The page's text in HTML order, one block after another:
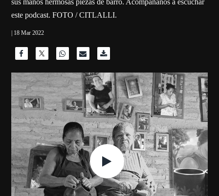
sus manos hermosas piezas de barro. Acompañanos a escuchar
este podcast. FOTO / CITLALLI.
| 18 Mar 2022